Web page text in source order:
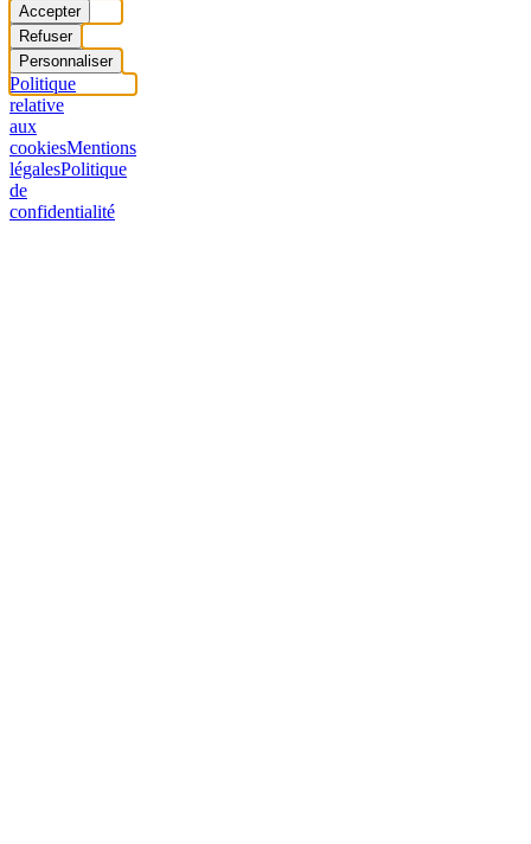
Accepter
Refuser
Personnaliser
Politique
relative
aux
cookiesMentions
légalesPolitique
de
confidentialité